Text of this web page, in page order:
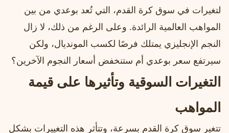
لتغيرات في سوق كرة القدم، التي تُعد بوعدي من بين
المواهب العالمية الرائدة. وعلى الرغم من ذلك، لا زال
النجم الإنجليزي يمتلك فرصًا لكسب المونديال، ولكن
سيرتفع سعر بوعدي أم ستنخفض أسعار النجوم الآخرين؟
التغيرات السوقية وتأثيرها على قيمة
المواهب
تتغير سوق كرة القدم بسرعة، وتتأثر هذه التغييرات بشكل